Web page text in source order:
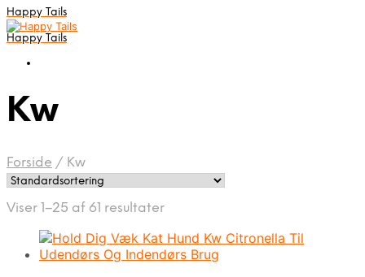
Happy Tails
Happy Tails
Kw
Forside / Kw
Viser 1–25 af 61 resultater